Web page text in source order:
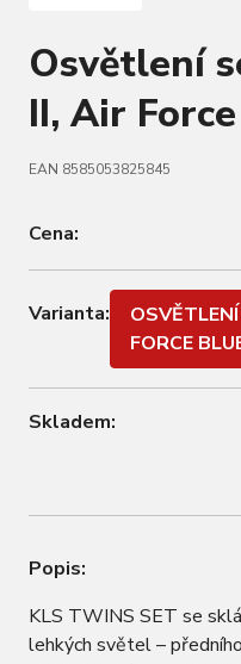
Osvětlení
II, Air
EAN 8585053825845
Cena:
Varianta:
FORCE
Skladem:
Popis:
KLS TWINS SET se
lehkých světel –